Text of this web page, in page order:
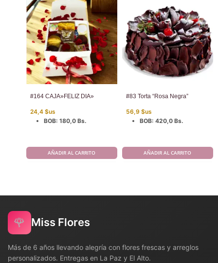
#164 CAJA»FELIZ DIA»
24,4 $us
BOB: 180,0 Bs.
AÑADIR AL CARRITO
#83 Torta “Rosa Negra”
56,9 $us
BOB: 420,0 Bs.
AÑADIR AL CARRITO
🌹 Miss Flores
Más de 6 años llevando alegría con flores frescas y arreglos
personalizados. Entregas en La Paz y El Alto.